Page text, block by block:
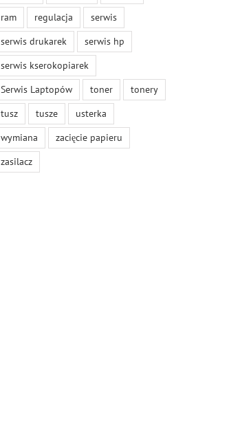
ram
regulacja
serwis
serwis drukarek
serwis hp
serwis kserokopiarek
Serwis Laptopów
toner
tonery
tusz
tusze
usterka
wymiana
zacięcie papieru
zasilacz